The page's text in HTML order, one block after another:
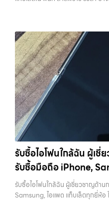
วัชรพล, รามอินทรา, รวมถึง บางนา
วังหินไม่ว่าคุณจะต้องการ รับซื้อโท
ซื้อแท็บเล็ต, หรือบริการอื่นๆ เกี่ยวกั
บริการครบวงจร บริการของเรา เร
ต้องการขายอุปกรณ์ไอที ไม่ว่าจะเป็น
รวดเร็วที่สุด ที่ “รับซื้อขายมือถือ
แค่เครื่องใช้ไฟฟ้า แต่เป็นทรัพย์สิน
ต้องการเงินด่วน เราจึงมอบบริการป
ความยุ่งยากทั้งหลาย โดยเน้น โปร่ง
ซื้อขายสำเร็จ บริการของเราครอบ
Samsung ทุกรุ่น, iPad และแท็บเล็
ใช้งานแล้ว ตกแต่งแล้ว หรือมีรอยบ้า
ยี่ห้อ แต่ขึ้นอยู่กับสภาพจริง ความคร
คุณ เราจึงตั้งใจให้บริการในเขต ลา
บางแค, วัชรพล, รามอินทรา, บางน
วังหิน อย่างเต็มที่ ไม่ว่าคุณจะค้นหา
โทรศัพท์มือสองกรุงเทพ”, “ขาย
ถึงที่”, หรือ “รับซื้อ Samsung มือส
บริการของเรามุ่งตรงให้คุณได้รับรา
เลือกเราแล้วคุณจะได้บริการที่คุณไ
ความสะดวก นัดรับถึงที่ ตรวจสภาพ
ทั้งหมดนี้เพื่อให้การขายอุปกรณ์ของคุ
ดา บางรัก แจ้งวัฒนะ บางแค วัชรพ
บริการรับซื้อมือถือ iPhone
รัชดา บางรัก แจ้งวัฒนะ บางแค วัช
ซื้อโทรศัพท์ใกล้ฉัน บริการรับซื้อมือ
ใน พื้นที่ ลาดพร้าว รัชดา บางรัก แ
รับซื้อโทรศัพท์ใกล้ฉัน บริการถึงพื้นที่
แจ้งวัฒนะ, บางแค, วัชรพล, รามอิ
ประสบการณ์เหนือระดับกับการ รับ
ยินดีต้อนรับสู่ “รับซื้อขายมือถือ
บริการ รับซื้อ มือถือ iPhone,
สูง พร้อมจ่ายเงินทันที ครอบคลุมพื้น
แจ้งวัฒนะ, บางแค, วัชรพล, รามอินท
ที่สุด ในยุคที่สมาร์ทโฟน แท็บเล็ต แล
ทุกช่วงเวลา อุปกรณ์ที่คุณใช้แล้วอาจ
เว็บไซต์ของเราจึงเกิดขึ้นเพื่อเป็นท
ไม่ใช้แล้วให้กลายเป็นเงินสดได้ทันที
รับซื้อมือถือ, รับซื้อโทรศัพท์, รับซื้อโ
รับซื้อไอโฟนใกล้ฉัน ผู้เชี่
รับซื้อมือถือ iPhone,
ทุกยี่ห้อ ในราคาสูง พร้อ
รับซื้อไอโฟนใกล้ฉัน ผู้เชี่ยวชาญด้า
Samsung, ไอแพด แท็บเล็ตทุกยี่ห้